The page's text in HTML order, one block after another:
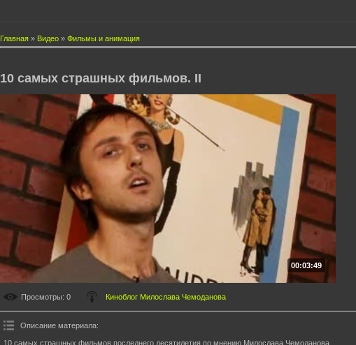
Главная » Видео » Фильмы и анимация
10 самых страшных фильмов. II
00:03:49
Просмотры: 0 Киноблог Милослава Чемоданова
Описание материала:
10 самых страшных фильмов последнего десятилетия по мнению Милослава Чемоданова.